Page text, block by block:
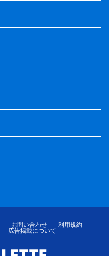
お問い合わせ
利用規約
広告掲載について